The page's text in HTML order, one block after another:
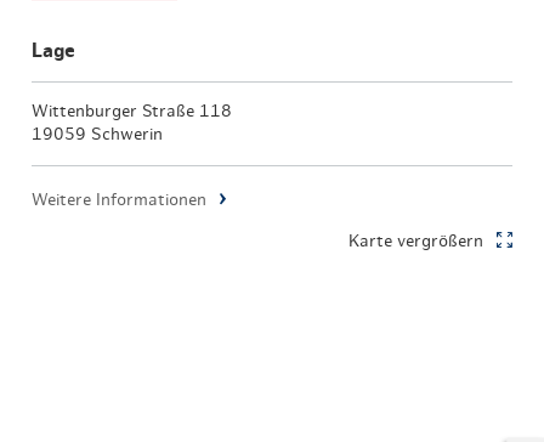
Lage
Wittenburger Straße 118
19059 Schwerin
Weitere Informationen
Karte vergrößern